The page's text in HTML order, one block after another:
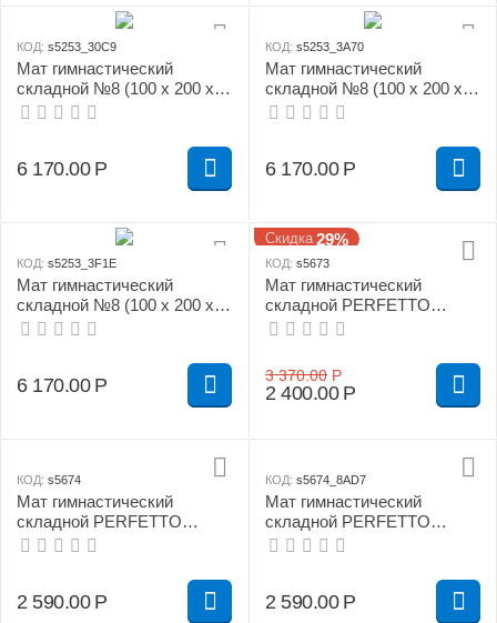
КОД: s5253_30C9
Мат гимнастический
складной №8 (100 х 200 х
10) см зелёно/жёлтый 1
6 170.00 Р
КОД: s5253_3A70
Мат гимнастический
складной №8 (100 х 200 х
10) см красно/жёлтый 1
6 170.00 Р
КОД: s5253_3F1E
Мат гимнастический
складной №8 (100 х 200 х
10) см сине/жёлтый 1
6 170.00 Р
Скидка 29%
КОД: s5673
Мат гимнастический
складной PERFETTO
SPORT № 16 (135 х 123 х 4)
3 370.00 Р
2 400.00 Р
КОД: s5674
Мат гимнастический
складной PERFETTO
SPORT № 14 (100 х 123 х 4)
2 590.00 Р
КОД: s5674_8AD7
Мат гимнастический
складной PERFETTO
SPORT № 14 (100 х 123 х 4)
2 590.00 Р